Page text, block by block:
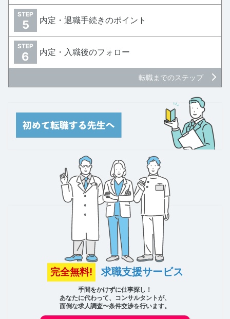
STEP
5 内定・退職手続きのポイント
STEP
6 内定・入職後のフォロー
転職までのステップ
完全無料! 求職支援サービス
手間をかけずに仕事探し！
あなたに代わって、コンサルタントが、
面倒な求人調査〜条件交渉を行います。